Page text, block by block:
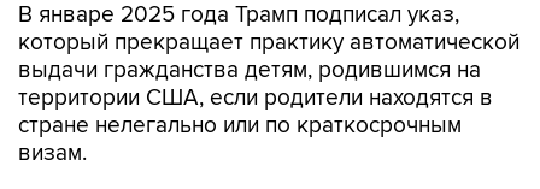
В январе 2025 года Трамп подписал указ,
который прекращает практику автоматической
выдачи гражданства детям, родившимся на
территории США, если родители находятся в
стране нелегально или по краткосрочным
визам.